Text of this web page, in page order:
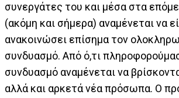
συνεργάτες του και μέσα στα
(ακόμη και σήμερα) αναμένεται να
ανακοινώσει επίσημα τον
συνδυασμό. Από ό,τι
συνδυασμό αναμένεται να
αλλά και αρκετά νέα πρόσωπα. Ο